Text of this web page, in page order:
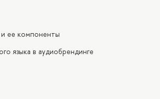
и ее компоненты
языка в аудиобрендинге